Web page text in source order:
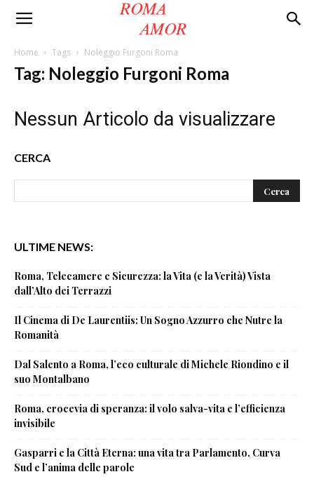
Roma
Amor
Home Tags Noleggio Furgoni Roma
Tag: Noleggio Furgoni Roma
Nessun Articolo da visualizzare
CERCA
ULTIME NEWS:
Roma, Telecamere e Sicurezza: la Vita (e la Verità) Vista
dall’Alto dei Terrazzi
Il Cinema di De Laurentiis: Un Sogno Azzurro che Nutre la
Romanità
Dal Salento a Roma, l’eco culturale di Michele Riondino e il
suo Montalbano
Roma, crocevia di speranza: il volo salva-vita e l’efficienza
invisibile
Gasparri e la Città Eterna: una vita tra Parlamento, Curva
Sud e l’anima delle parole